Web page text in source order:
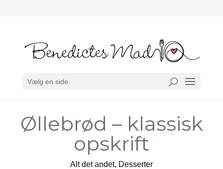
Vælg en side
Øllebrød – klassisk
opskrift
Alt det andet, Desserter